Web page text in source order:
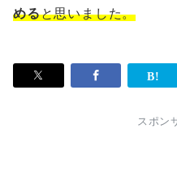
めると思いました。
スポン